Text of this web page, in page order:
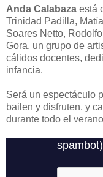
Anda Calabaza está
Trinidad Padilla,
Soares Netto,
Gora, un grupo de
cálidos docentes,
infancia.
Será un espectáculo
bailen y disfruten, y
durante todo el